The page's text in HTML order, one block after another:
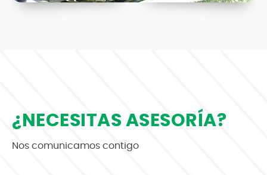
¿NECESITAS ASESORÍA?
Nos comunicamos contigo